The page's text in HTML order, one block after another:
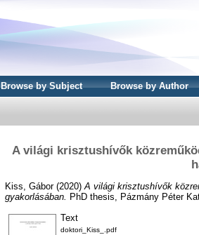
Browse by Subject Browse by Author
A világi krisztushívők
Kiss, Gábor(2020) A világi krisztushívők
gyakorlásában. PhD thesis, Pázmány Péter
Text
doktori_Kiss_.pdf